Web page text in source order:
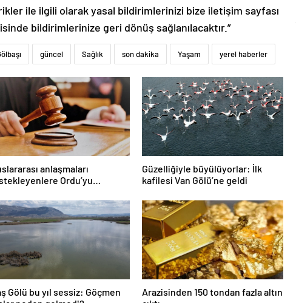
ile ilgili olarak yasal bildirimlerinizi bize iletişim sayfası
bildirimlerinize geri dönüş sağlanılacaktır.”
güncel Sağlık son dakika Yaşam yerel haberler
anlaşmaları
Ordu’yu
Güzelliğiyle büyülüyorlar: İlk
kafilesi Van Gölü’ne geldi
Gölü bu yıl sessiz: Göçmen
Arazisinden 150 tondan fazla altın